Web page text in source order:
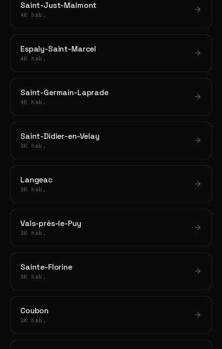
Saint-Just-Malmont
4K hab.
Espaly-Saint-Marcel
4K hab.
Saint-Germain-Laprade
4K hab.
Saint-Didier-en-Velay
3K hab.
Langeac
3K hab.
Vals-près-le-Puy
3K hab.
Sainte-Florine
3K hab.
Coubon
3K hab.